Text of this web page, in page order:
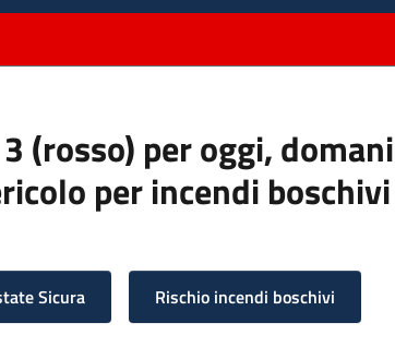
(rosso) per oggi,
per incendi boschivi
Sicura Rischio incendi boschivi